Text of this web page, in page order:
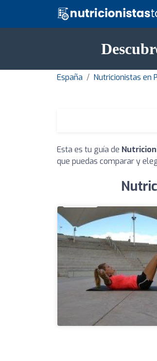
España Nutricionistas en
Esta es tu guía de
que puedas comparar y